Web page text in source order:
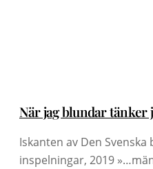
När jag blundar tänker
Iskanten av Den
inspelningar, 2019